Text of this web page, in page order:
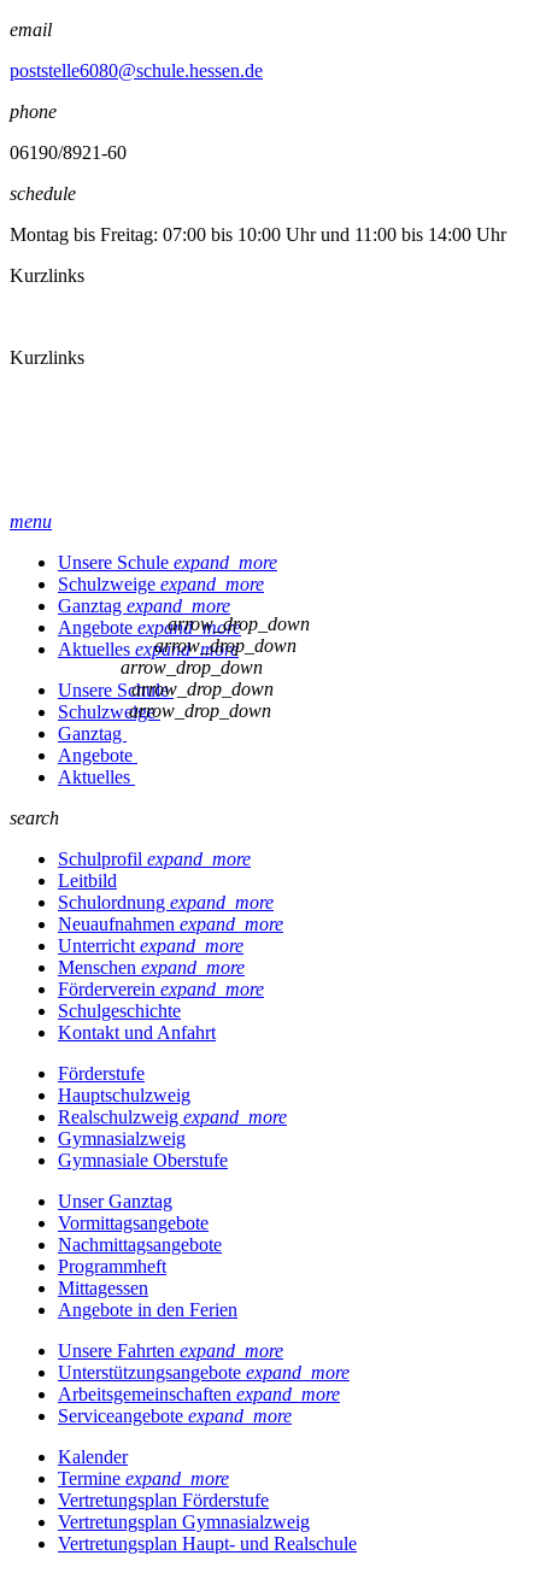
email
poststelle6080@schule.hessen.de
phone
06190/8921-60
schedule
Montag bis Freitag: 07:00 bis 10:00 Uhr und 11:00 bis 14:00 Uhr
Kurzlinks
Kurzlinks
menu
Unsere Schule expand_more
Schulzweige expand_more
Ganztag expand_more
Angebote expand_more
Aktuelles expand_more
Unsere Schule
arrow_drop_down
Schulzweige
arrow_drop_down
Ganztag
arrow_drop_down
Angebote
arrow_drop_down
Aktuelles
arrow_drop_down
search
Schulprofil expand_more
Leitbild
Schulordnung expand_more
Neuaufnahmen expand_more
Unterricht expand_more
Menschen expand_more
Förderverein expand_more
Schulgeschichte
Kontakt und Anfahrt
Förderstufe
Hauptschulzweig
Realschulzweig expand_more
Gymnasialzweig
Gymnasiale Oberstufe
Unser Ganztag
Vormittagsangebote
Nachmittagsangebote
Programmheft
Mittagessen
Angebote in den Ferien
Unsere Fahrten expand_more
Unterstützungsangebote expand_more
Arbeitsgemeinschaften expand_more
Serviceangebote expand_more
Kalender
Termine expand_more
Vertretungsplan Förderstufe
Vertretungsplan Gymnasialzweig
Vertretungsplan Haupt- und Realschule